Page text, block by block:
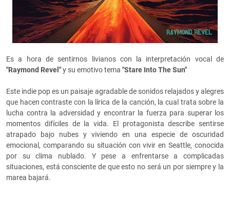
Es a hora de sentirnos livianos con la interpretación vocal de
"Raymond Revel"y su emotivo tema "Stare Into The Sun"
Este indie pop es un paisaje agradable de sonidos relajados y alegres
que hacen contraste con la lírica de la canción, la cual trata sobre la
lucha contra la adversidad y encontrar la fuerza para superar los
momentos difíciles de la vida. El protagonista describe sentirse
atrapado bajo nubes y viviendo en una especie de oscuridad
emocional, comparando su situación con vivir en Seattle, conocida
por su clima nublado. Y pese a enfrentarse a complicadas
situaciones, está consciente de que esto no será un por siempre y la
marea bajará.